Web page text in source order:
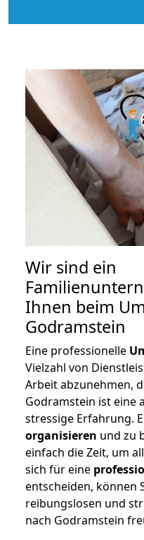
Wir sind ein
Ihnen beim
Godramstein
Eine professionelle
Vielzahl von
Arbeit abzunehmen,
Godramstein ist eine
stressige Erfahrung.
organisieren und zu
einfach die Zeit, um
sich für eine
entscheiden, können
reibungslosen und
nach Godramstein